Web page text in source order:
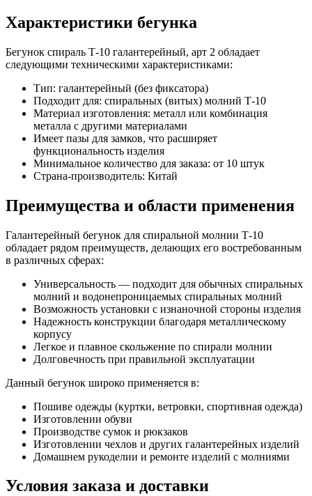
Характеристики бегунка
Бегунок спираль Т-10 галантерейный, арт 2 обладает
следующими техническими характеристиками:
Тип: галантерейный (без фиксатора)
Подходит для: спиральных (витых) молний Т-10
Материал изготовления: металл или комбинация
металла с другими материалами
Имеет пазы для замков, что расширяет
функциональность изделия
Минимальное количество для заказа: от 10 штук
Страна-производитель: Китай
Преимущества и области применения
Галантерейный бегунок для спиральной молнии Т-10
обладает рядом преимуществ, делающих его востребованным
в различных сферах:
Универсальность — подходит для обычных спиральных
молний и водонепроницаемых спиральных молний
Возможность установки с изнаночной стороны изделия
Надежность конструкции благодаря металлическому
корпусу
Легкое и плавное скольжение по спирали молнии
Долговечность при правильной эксплуатации
Данный бегунок широко применяется в:
Пошиве одежды (куртки, ветровки, спортивная одежда)
Изготовлении обуви
Производстве сумок и рюкзаков
Изготовлении чехлов и других галантерейных изделий
Домашнем рукоделии и ремонте изделий с молниями
Условия заказа и доставки